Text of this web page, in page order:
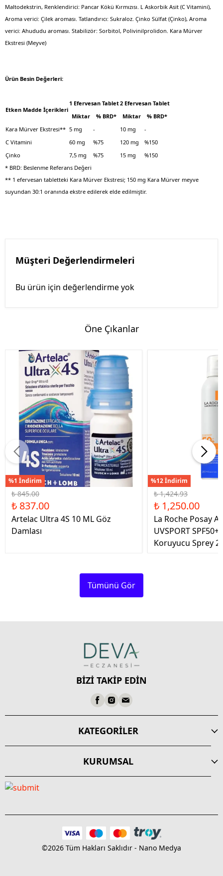
Maltodekstrin, Renklendirici: Pancar Kökü Kırmızısı. L Askorbik Asit (C Vitamini),
Aroma verici: Çilek aroması. Tatlandırıcı: Sukraloz. Çinko Sülfat (Çinko), Aroma
verici: Ahududu aroması. Stabilizör: Sorbitol, Polivinilprolidon. Kara Mürver
Ekstresi (Meyve)
Ürün Besin Değerleri:
Etken Madde İçerikleri
1 Efervesan Tablet2 Efervesan Tablet
Miktar
% BRD* Miktar
% BRD*
Kara Mürver Ekstresi** 5 mg - 10 mg
-
C Vitamini
60 mg %75 120 mg
%150
Çinko
7,5 mg %75 15 mg
%150
* BRD: Beslenme Referans Değeri
** 1 efervesan tabletteki Kara Mürver Ekstresi; 150 mg Kara Mürver meyve
suyundan 30:1 oranında ekstre edilerek elde edilmiştir.
Müşteri Değerlendirmeleri
Bu ürün için değerlendirme yok
Öne Çıkanlar
%1 İndirim
₺ 845.00
₺ 837.00
Artelac Ultra 4S 10 ML Göz
Damlası
%12 İndirim
₺ 1,424.93
₺ 1,250.00
La Roche Posay
UVSPORT
Koruyucu Sprey
Tümünü Gör
BİZİ TAKİP EDİN
KATEGORİLER
KURUMSAL
©2026 Tüm Hakları Saklıdır - Nano Medya